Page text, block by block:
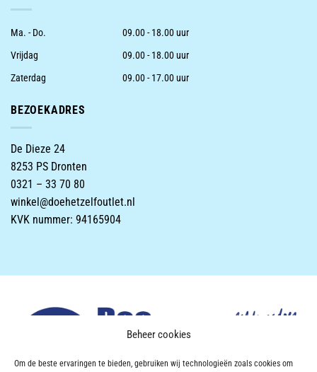
Beheer cookies
Om de beste ervaringen te bieden, gebruiken wij technologieën zoals cookies om
Ma. - Do.
09.00 - 18.00 uur
Vrijdag
09.00 - 18.00 uur
Zaterdag
09.00 - 17.00 uur
BEZOEKADRES
De Dieze 24
8253 PS Dronten
0321 – 33 70 80
winkel@doehetzelfoutlet.nl
KVK nummer: 94165904